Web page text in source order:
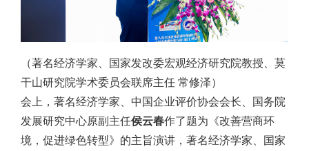
（著名经济学家、国家发改委宏观经济研究院教授、莫
干山研究院学术委员会联席主任 常修泽）
会上，著名经济学家、中国企业评价协会会长、国务院
发展研究中心原副主任侯云春作了题为《改善营商环
境，促进绿色转型》的主旨演讲，著名经济学家、国家